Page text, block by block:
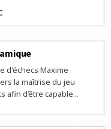
d'échecs Maxime
la maîtrise du jeu
afin d’être capable...